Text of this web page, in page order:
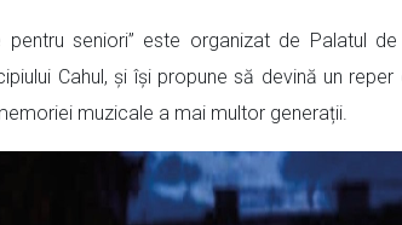
pentru seniori” este organizat de Palatul
Cahul, și își propune să devină un
muzicale a mai multor generații.